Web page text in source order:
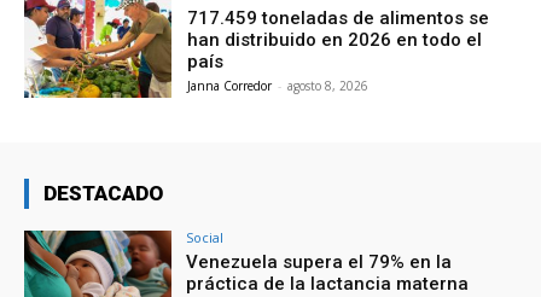
717.459 toneladas de alimentos se
han distribuido en 2026 en todo el
país
Janna Corredor - agosto 8, 2026
DESTACADO
Social
Venezuela supera el 79% en la
práctica de la lactancia materna